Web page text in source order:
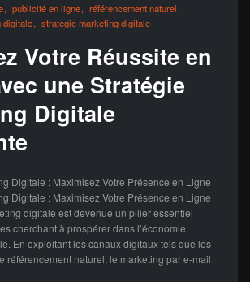
publicité en ligne
référencement naturel
digitale
stratégie marketing digitale
Votre Réussite en
une Stratégie
Digitale
Digitale : Maximisez Votre Présence en Ligne
Digitale : Maximisez Votre Présence en Ligne
digitale est devenue un pilier essentiel
cherchant à prospérer dans l’économie
En exploitant les canaux digitaux tels que les
référencement naturel, le marketing par e-mail